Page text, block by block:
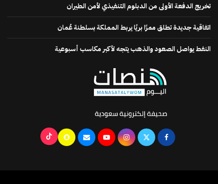
تخريج الدفعة الأولى من الدبلوم التنفيذي لأمن الطيران
اتفاقية جديدة تطلق ممرًا بريًا يربط المملكة بسلطنة عُمان
النفط يواصل الصعود والذهب يتجه لأكبر مكاسب أسبوعية